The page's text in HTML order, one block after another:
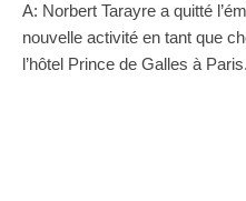
A: Norbert Tarayre a quitté
nouvelle activité en tant que
l’hôtel Prince de Galles à Paris.